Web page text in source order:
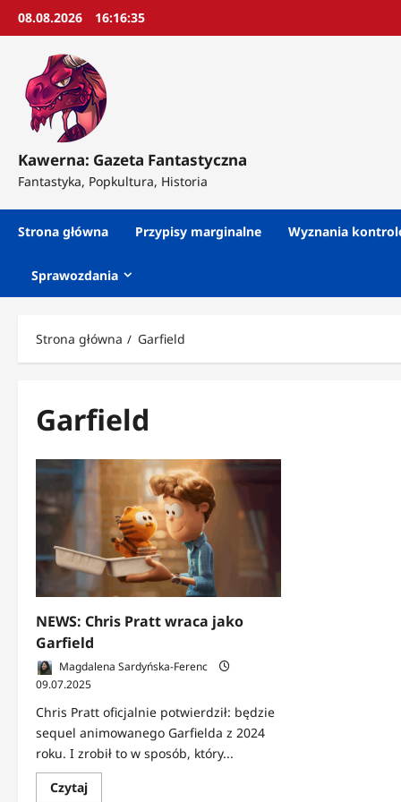
Przejdź
08.08.2026 16:16:37
Kawerna: Gazeta Fantastyczna
Fantastyka, Popkultura, Historia
Strona główna Przypisy marginalne Wyznania
Sprawozdania
Strona główna Garfield
Garfield
NEWS: Chris Pratt wraca jako
Garfield
Magdalena Sardyńska-Ferenc
09.07.2025
Chris Pratt oficjalnie potwierdził: będzie
sequel animowanego Garfielda z 2024
roku. I zrobił to w sposób, który...
CzytajDowiedz